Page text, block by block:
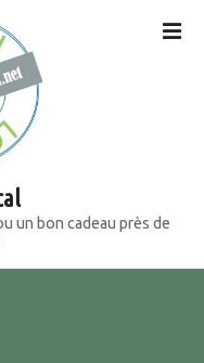
un bon cadeau près de